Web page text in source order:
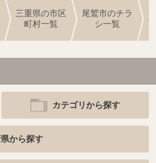
三重県の市区
町村一覧
尾鷲市のチラ
シ一覧
カテゴリから探す
から探す